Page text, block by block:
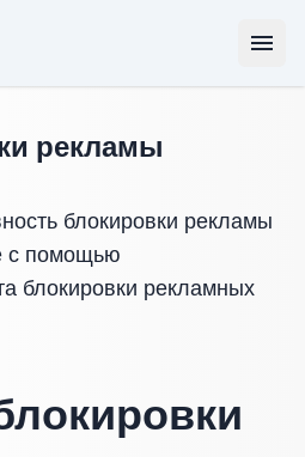
рекламы
блокировки рекламы
с помощью
блокировки рекламных